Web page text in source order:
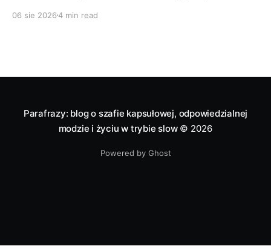
najlepiej sprawdzają mi się podczas wysokich
dla
06 sie 20264 min read
Parafrazy: blog o szafie kapsułowej, odpowiedzialnej
modzie i życiu w trybie slow© 2026
Powered by Ghost